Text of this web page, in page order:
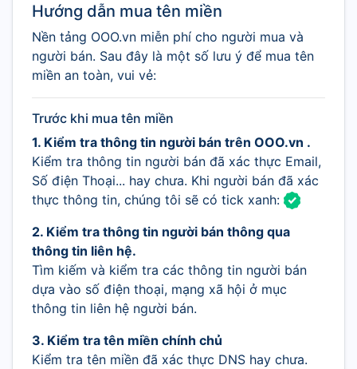
Hướng dẫn mua tên miền
Nền tảng OOO.vn miễn phí cho người mua và
người bán. Sau đây là một số lưu ý để mua tên
miền an toàn, vui vẻ:
Trước khi mua tên miền
1. Kiểm tra thông tin người bán trên OOO.vn .
Kiểm tra thông tin người bán đã xác thực Email,
Số điện Thoại... hay chưa. Khi người bán đã xác
thực thông tin, chúng tôi sẽ có tick xanh:
2. Kiểm tra thông tin người bán thông qua
thông tin liên hệ.
Tìm kiếm và kiểm tra các thông tin người bán
dựa vào số điện thoại, mạng xã hội ở mục
thông tin liên hệ người bán.
3. Kiểm tra tên miền chính chủ
Kiểm tra tên miền đã xác thực DNS hay chưa.